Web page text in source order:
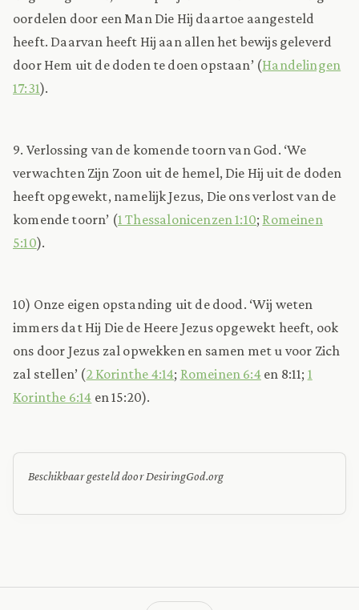
oordelen door een Man Die Hij daartoe aangesteld
heeft. Daarvan heeft Hij aan allen het bewijs geleverd
door Hem uit de doden te doen opstaan’ (Handelingen
17:31).
9. Verlossing van de komende toorn van God. ‘We
verwachten Zijn Zoon uit de hemel, Die Hij uit de doden
heeft opgewekt, namelijk Jezus, Die ons verlost van de
komende toorn’ (1 Thessalonicenzen 1:10; Romeinen
5:10).
10) Onze eigen opstanding uit de dood. ‘Wij weten
immers dat Hij Die de Heere Jezus opgewekt heeft, ook
ons door Jezus zal opwekken en samen met u voor Zich
zal stellen’ (2 Korinthe 4:14; Romeinen 6:4 en 8:11; 1
Korinthe 6:14 en 15:20).
Beschikbaar gesteld door DesiringGod.org